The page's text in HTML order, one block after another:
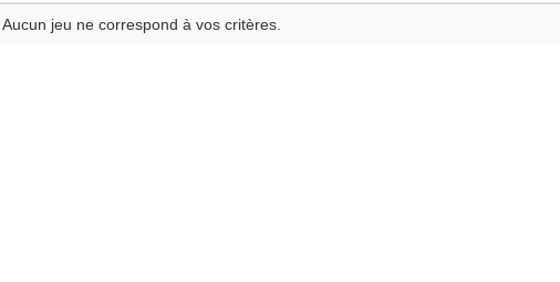
Aucun jeu ne correspond à vos critères.